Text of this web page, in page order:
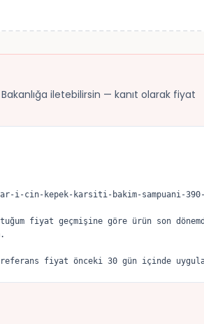
Bakanlığa iletebilirsin — kanıt olarak fiyat
i-cin-kepek-karsiti-bakim-sampuani-
fiyat geçmişine göre ürün son
fiyat önceki 30 gün içinde